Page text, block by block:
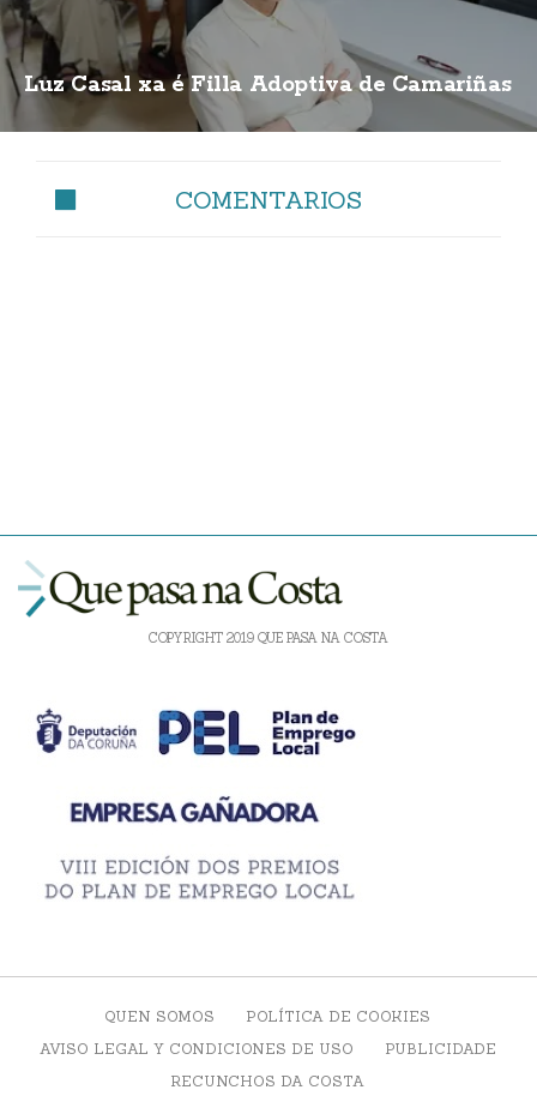
Luz Casal xa é Filla Adoptiva de Camariñas
COMENTARIOS
COPYRIGHT 2019 QUE PASA NA COSTA
QUEN SOMOS
POLÍTICA DE COOKIES
AVISO LEGAL Y CONDICIONES DE USO
PUBLICIDADE
RECUNCHOS DA COSTA